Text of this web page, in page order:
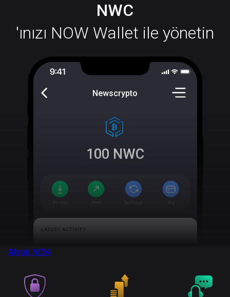
NWC
'ınızı NOW Wallet ile yönetin
Newscrypto
100 NWC
Almak NOW